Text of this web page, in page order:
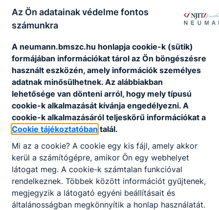
Illetmény
végzettségtől függ
Elvárt
Leírás
- szerződések, megbízások, egyéb
dokumentumok előkészítése,
- helyettesi tevékenységek
részének ügyvitele,
Betölthetőség
időpontja
2026. augusztus 24
határidő
2026. július 11
Jelentkezés
módja
az igazgatónak írt emailben a CV,
képzettséget/végzettséget igazoló
dokumentumok elküldése:
menyhart.erika@njszg.hu
Az Ön adatainak védelme fontos
számunkra
A neumann.bmszc.hu honlapja cookie-k (sütik)
formájában információkat tárol az Ön böngészésre
használt eszközén, amely információk személyes
adatnak minősülhetnek. Az alábbiakban
lehetősége van dönteni arról, hogy mely típusú
cookie-k alkalmazását kívánja engedélyezni. A
cookie-k alkalmazásáról teljeskörű információkat a
Cookie tájékoztatóban talál.
Mi az a cookie? A cookie egy kis fájl, amely akkor
kerül a számítógépre, amikor Ön egy webhelyet
látogat meg. A cookie-k számtalan funkcióval
rendelkeznek. Többek között információt gyűjtenek,
megjegyzik a látogató egyéni beállításait és
általánosságban megkönnyítik a honlap használatát.